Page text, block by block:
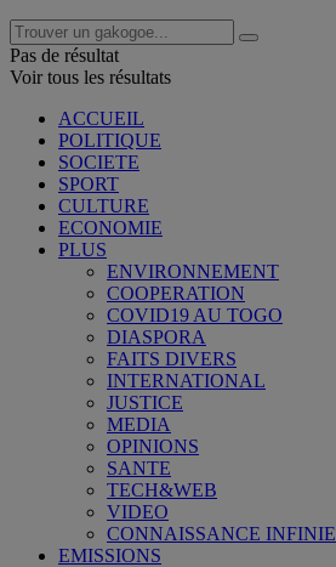
Pas de résultat
Voir tous les résultats
ACCUEIL
POLITIQUE
SOCIETE
SPORT
CULTURE
ECONOMIE
PLUS
ENVIRONNEMENT
COOPERATION
COVID19 AU TOGO
DIASPORA
FAITS DIVERS
INTERNATIONAL
JUSTICE
MEDIA
OPINIONS
SANTE
TECH&WEB
VIDEO
CONNAISSANCE INFINIE
EMISSIONS